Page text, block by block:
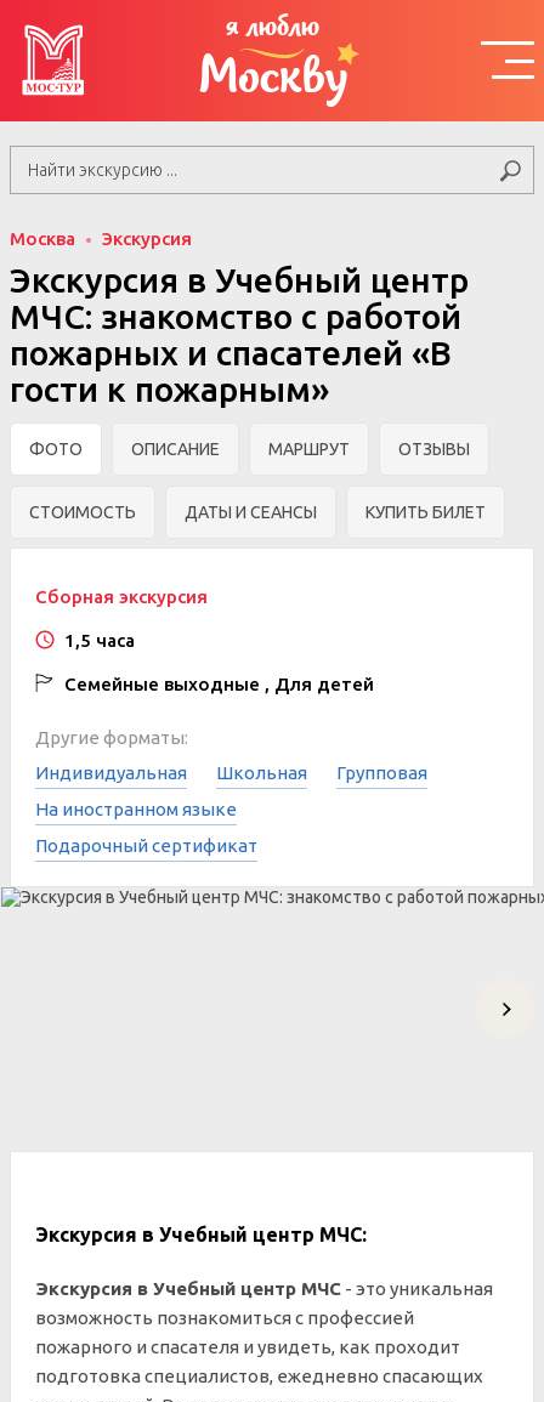
я люблю
Москву
Москва Экскурсия
Экскурсия в Учебный центр
МЧС: знакомство с работой
пожарных и спасателей «В
гости к пожарным»
ФОТО ОПИСАНИЕ МАРШРУТ ОТЗЫВЫ
СТОИМОСТЬ ДАТЫ И СЕАНСЫ КУПИТЬ БИЛЕТ
Сборная экскурсия
1,5 часа
Семейные выходные , Для детей
Другие форматы:
Индивидуальная
Школьная
Групповая
На иностранном языке
Подарочный сертификат
Экскурсия в Учебный центр МЧС:
Экскурсия в Учебный центр МЧС - это уникальная
возможность познакомиться с профессией
пожарного и спасателя и увидеть, как проходит
подготовка специалистов, ежедневно спасающих